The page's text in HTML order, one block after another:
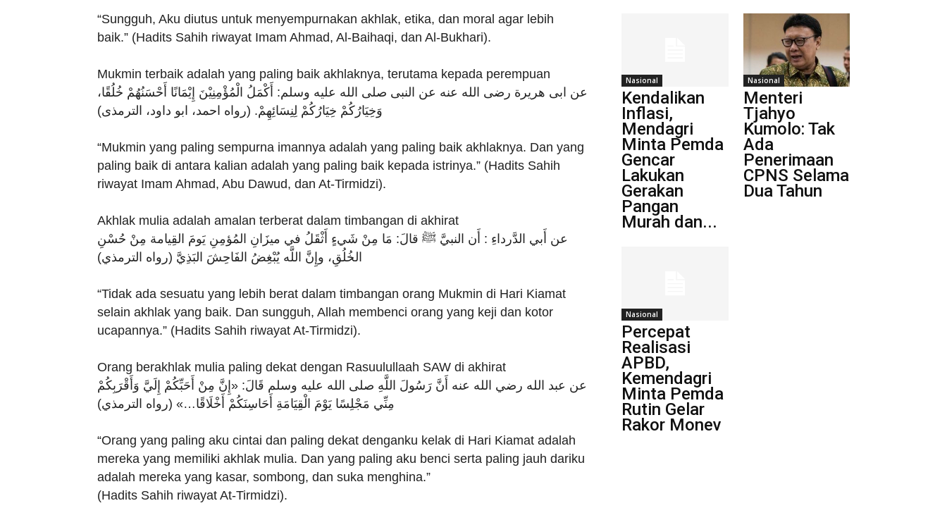
“Sungguh, Aku diutus untuk menyempurnakan akhlak, etika, dan moral agar lebih
baik.” (Hadits Sahih riwayat Imam Ahmad, Al-Baihaqi, dan Al-Bukhari).
Mukmin terbaik adalah yang paling baik akhlaknya, terutama kepada perempuan
عن ابى هريرة رضى الله عنه عن النبى صلى الله عليه وسلم: أَكْمَلُ الْمُؤْمِنِيْنَ إِيْمَانًا أَحْسَنُهُمْ خُلُقًا،
وَخِيَارُكُمْ خِيَارُكُمْ لِنِسَائِهِمْ. (رواه احمد، ابو داود، الترمذى)
“Mukmin yang paling sempurna imannya adalah yang paling baik akhlaknya. Dan yang
paling baik di antara kalian adalah yang paling baik kepada istrinya.” (Hadits Sahih
riwayat Imam Ahmad, Abu Dawud, dan At-Tirmidzi).
Akhlak mulia adalah amalan terberat dalam timbangan di akhirat
عن أَبي الدَّرداءِ : أَن النبيَّ ﷺ قالَ: مَا مِنْ شَيءٍ أَثْقَلُ في ميزَانِ المُؤمِنِ يَومَ القِيامة مِنْ حُسْنِ
الخُلُقِ، وإِنَّ اللَّه يُبْغِضُ الفَاحِشَ البَذِيَّ (رواه الترمذي)
“Tidak ada sesuatu yang lebih berat dalam timbangan orang Mukmin di Hari Kiamat
selain akhlak yang baik. Dan sungguh, Allah membenci orang yang keji dan kotor
ucapannya.” (Hadits Sahih riwayat At-Tirmidzi).
Orang berakhlak mulia paling dekat dengan Rasuulullaah SAW di akhirat
عن عبد الله رضي الله عنه أَنَّ رَسُولَ اللَّهِ صلى الله عليه وسلم قَالَ: «إِنَّ مِنْ أَحَبِّكُمْ إِلَيَّ وَأَقْرَبِكُمْ
مِنِّي مَجْلِسًا يَوْمَ الْقِيَامَةِ أَحَاسِنَكُمْ أَخْلَاقًا…» (رواه الترمذي)
“Orang yang paling aku cintai dan paling dekat denganku kelak di Hari Kiamat adalah
mereka yang memiliki akhlak mulia. Dan yang paling aku benci serta paling jauh dariku
adalah mereka yang kasar, sombong, dan suka menghina.”
(Hadits Sahih riwayat At-Tirmidzi).
Nasional
Kendalikan
Inflasi,
Mendagri
Minta Pemda
Gencar
Lakukan
Gerakan
Pangan
Murah dan...
Nasional
Menteri
Tjahyo
Kumolo: Tak
Ada
Penerimaan
CPNS Selama
Dua Tahun
Nasional
Percepat
Realisasi
APBD,
Kemendagri
Minta Pemda
Rutin Gelar
Rakor Monev